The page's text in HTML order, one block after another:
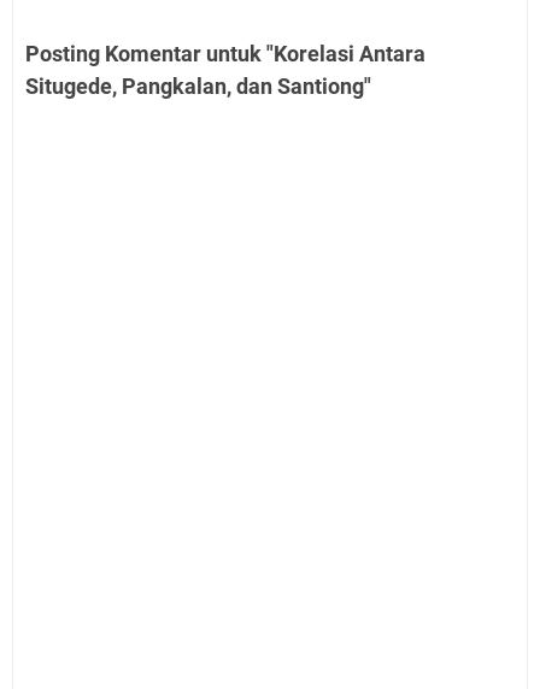
Posting Komentar untuk "Korelasi Antara
Situgede, Pangkalan, dan Santiong"